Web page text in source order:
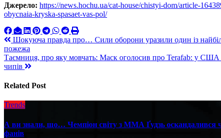
Джерело: https://news.hochu.ua/cat-house/chistyi-dom/article-
obycnaia-kryska-spasaet-vas-pol/
Навигация
по
записям
Шокуюча правда про… Сили оборони уразили один із
пожежа
Таємниця, про яку мовчать: Маск оголосив про Terafab: у США
чипів
Related Post
Trends
А ви знали, що… Чемпіон світу з ММА Ґудзь оскандалився
фанів